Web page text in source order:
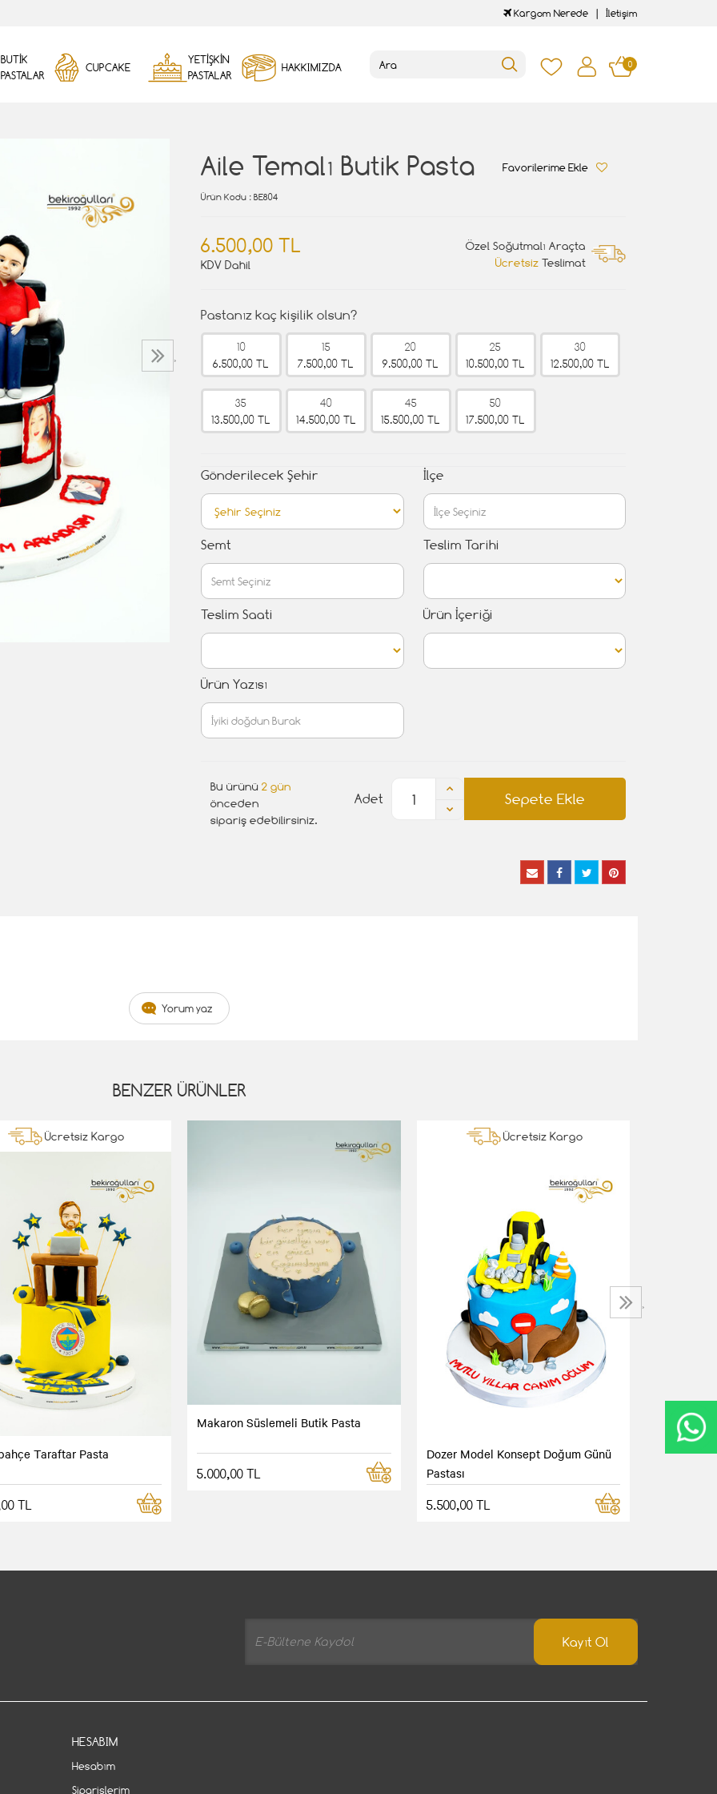
Kargom Nerede İletişim
BUTİK
PASTALAR
CUPCAKE
YETİŞKİN
PASTALAR
HAKKIMIZDA 0
›
Aile Temalı Butik Pasta Favorilerime Ekle
Ürün Kodu : BE804
6.500,00 TL
KDV Dahil
Özel Soğutmalı Araçta
Ücretsiz Teslimat
Pastanız kaç kişilik olsun?
10
6.500,00 TL
15
7.500,00 TL
20
9.500,00 TL
25
10.500,00 TL
30
12.500,00 TL
35
13.500,00 TL
40
14.500,00 TL
45
15.500,00 TL
50
17.500,00 TL
Gönderilecek Şehir İlçe
Semt Teslim Tarihi
Teslim Saati Ürün İçeriği
Ürün Yazısı
Bu ürünü 2 gün
önceden
sipariş edebilirsiniz.
Sepete Ekle
Adet
Yorum yaz
BENZER ÜRÜNLER
Ücretsiz Kargo
Taraftar Pasta
TL
Makaron Süslemeli Butik Pasta
5.000,00 TL
Ücretsiz Kargo
Dozer Model Konsept Doğum Günü
Pastası
5.500,00 TL
›
Kayıt Ol
HESABIM
Hesabım
Siparişlerim